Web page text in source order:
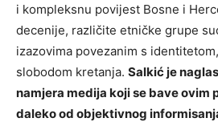
i kompleksnu povijest Bosne i
decenije, različite etničke grupe
izazovima povezanim s
slobodom kretanja. Salkić je
namjera medija koji se bave ovim
daleko od objektivnog